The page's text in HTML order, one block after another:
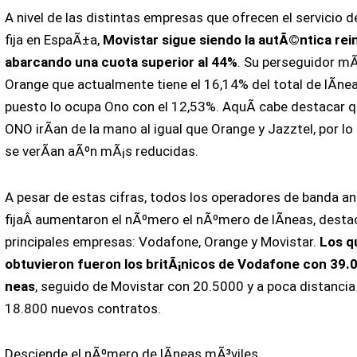
A nivel de las distintas empresas que ofrecen el servicio
fija en EspaÃ±a, Movistar sigue siendo la autÃ©ntica
abarcando una cuota superior al 44%. Su perseguidor
Orange que actualmente tiene el 16,14% del total de
puesto lo ocupa Ono con el 12,53%. AquÃ­ cabe destacar
ONO irÃ­an de la mano al igual que Orange y Jazztel, por
se verÃ­an aÃºn mÃ¡s reducidas.
A pesar de estas cifras, todos los operadores de banda
fijaÂ aumentaron el nÃºmero el nÃºmero de lÃ­neas,
principales empresas: Vodafone, Orange y Movistar. Los
obtuvieron fueron los britÃ¡nicos de Vodafone con
neas, seguido de Movistar con 20.5000 y a poca
18.800 nuevos contratos.